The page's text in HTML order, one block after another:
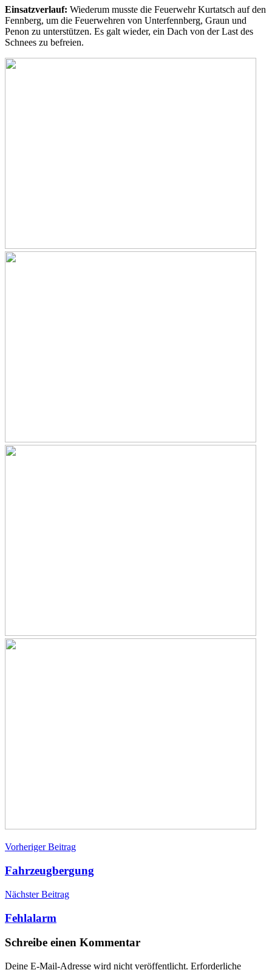
Einsatzverlauf: Wiederum musste die Feuerwehr Kurtatsch auf den
Fennberg, um die Feuerwehren von Unterfennberg, Graun und
Penon zu unterstützen. Es galt wieder, ein Dach von der Last des
Schnees zu befreien.
Einsätze
FennbergKLFMTF
Beitragsnavigation
Vorheriger Beitrag
Fahrzeugbergung
Nächster Beitrag
Fehlalarm
Schreibe einen Kommentar
Deine E-Mail-Adresse wird nicht veröffentlicht. Erforderliche